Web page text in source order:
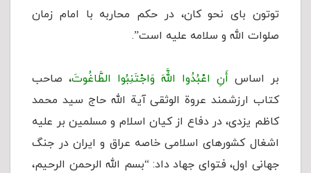
توتون بای نحو کان، در حکم محاربه با امام زمان
صلوات الله و سلامه علیه است”.
بر اساس أَنِ اعْبُدُوا اللَّهَ وَاجْتَنِبُوا الطَّاغُوتَ، صاحب
کتاب ارزشمند عروة الوثقی آیة ‌الله حاج سید محمد
کاظم یزدی، در دفاع از کیان اسلام و مسلمین بر علیه
اشغال کشورهای اسلامی خاصه عراق و ایران در جنگ
جهانی اول، فتوای جهاد داد: “بسم الله الرحمن الرحیم،